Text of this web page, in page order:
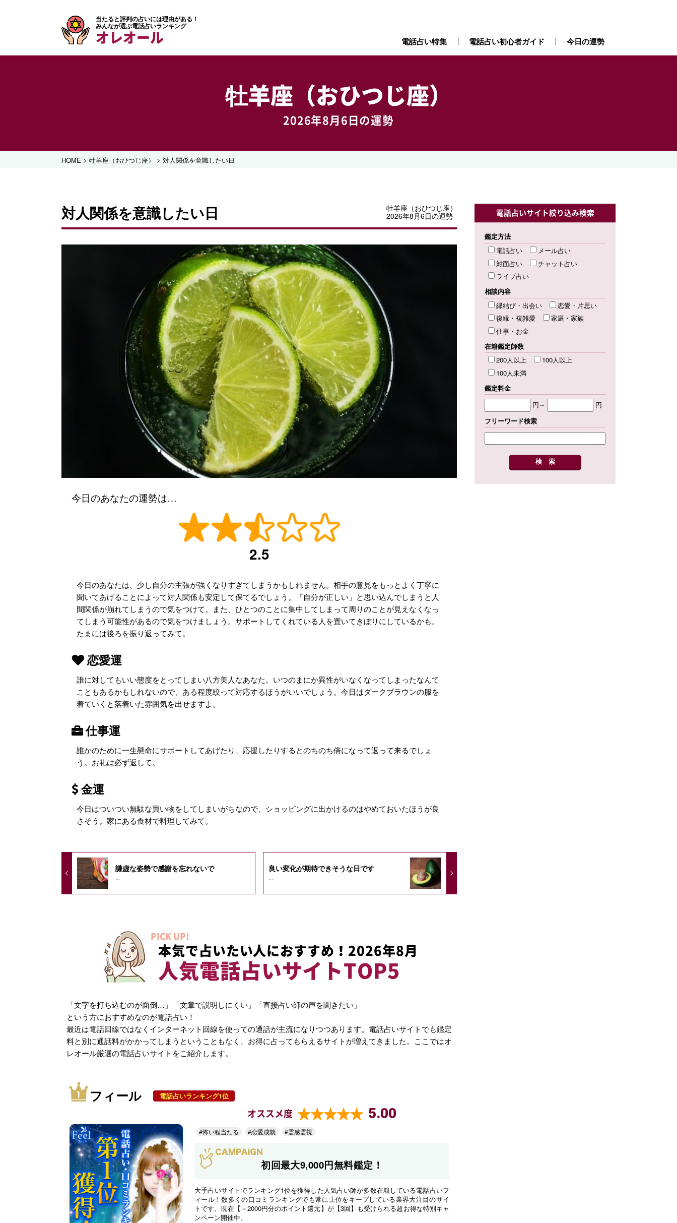
当たると評判の占いには理由がある！
みんなが選ぶ電話占いランキング
オレオール 電話占い特集 電話占い初心者ガイド 今日の運勢
牡羊座（おひつじ座）
2026年8月6日の運勢
HOME > 牡羊座（おひつじ座） > 対人関係を意識したい日
対人関係を意識したい日
牡羊座（おひつじ座）
2026年8月6日の運勢
今日のあなたの運勢は…
2.5
今日のあなたは、少し自分の主張が強くなりすぎてしまうかもしれません。相手の意見をもっとよく丁寧に
聞いてあげることによって対人関係も安定して保てるでしょう。『自分が正しい」と思い込んでしまうと人
間関係が崩れてしまうので気をつけて。また、ひとつのことに集中してしまって周りのことが見えなくなっ
てしまう可能性があるので気をつけましょう。サポートしてくれている人を置いてきぼりにしているかも。
たまには後ろを振り返ってみて。
恋愛運
誰に対してもいい態度をとってしまい八方美人なあなた。いつのまにか異性がいなくなってしまったなんて
こともあるかもしれないので、ある程度絞って対応するほうがいいでしょう。今日はダークブラウンの服を
着ていくと落着いた雰囲気を出せますよ。
仕事運
誰かのために一生懸命にサポートしてあげたり、応援したりするとのちのち倍になって返って来るでしょ
う。お礼は必ず返して。
金運
今日はついつい無駄な買い物をしてしまいがちなので、ショッピングに出かけるのはやめておいたほうが良
さそう。家にある食材で料理してみて。
謙虚な姿勢で感謝を忘れないで
...
良い変化が期待できそうな日です
...
PICK UP!
本気で占いたい人におすすめ！2026年8月
人気電話占いサイトTOP5
「文字を打ち込むのが面倒…」「文章で説明しにくい」「直接占い師の声を聞きたい」
という方におすすめなのが電話占い！
最近は電話回線ではなくインターネット回線を使っての通話が主流になりつつあります。電話占いサイトでも鑑定
料と別に通話料がかかってしまうということもなく、お得に占ってもらえるサイトが増えてきました。ここではオ
レオール厳選の電話占いサイトをご紹介します。
フィール 電話占いランキング1位
オススメ度 5.00
#怖い程当たる #恋愛成就 #霊感霊視
初回最大9,000円無料鑑定！
大手占いサイトでランキング1位を獲得した人気占い師が多数在籍している電話占いフ
ィール！数多くの口コミランキングでも常に上位をキープしている業界大注目のサイ
トです。現在【＋2000円分のポイント還元】が【3回】も受けられる超お得な特別キャ
ンペーン開催中。
電話占いサイト絞り込み検索
鑑定方法
電話占い
メール占い
対面占い
チャット占い
ライブ占い
相談内容
縁結び・出会い
恋愛・片思い
復縁・複雑愛
家庭・家族
仕事・お金
在籍鑑定師数
200人以上
100人以上
100人未満
鑑定料金
円～
円
フリーワード検索